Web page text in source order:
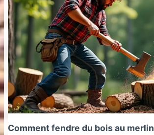
Comment fendre du bois au merlin